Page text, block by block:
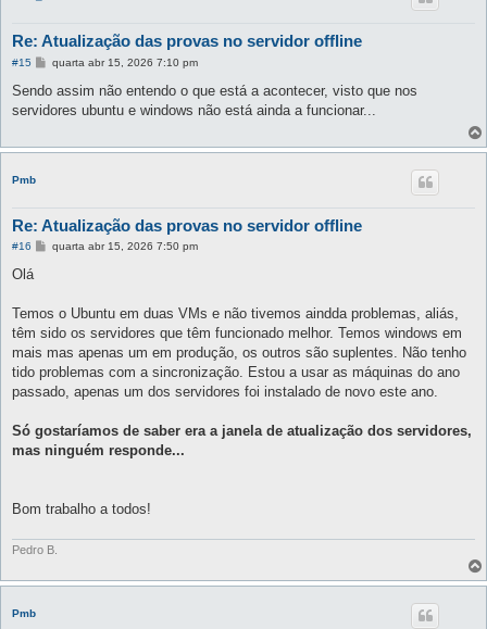
Re: Atualização das provas no servidor offline
#15
M
n
a
m
quarta abr 15, 2026 7:10 pm
Sendo assim não entendo o que está a acontecer, visto que nos
servidores ubuntu e windows não está ainda a funcionar...
Pmb
Re: Atualização das provas no servidor offline
#16
M
g
m
quarta abr 15, 2026 7:50 pm
Olá
Temos o Ubuntu em duas VMs e não tivemos aindda problemas, aliás,
têm sido os servidores que têm funcionado melhor. Temos windows em
mais mas apenas um em produção, os outros são suplentes. Não tenho
tido problemas com a sincronização. Estou a usar as máquinas do ano
passado, apenas um dos servidores foi instalado de novo este ano.
Só gostaríamos de saber era a janela de atualização dos servidores,
mas ninguém responde...
Bom trabalho a todos!
Pedro B.
Pmb